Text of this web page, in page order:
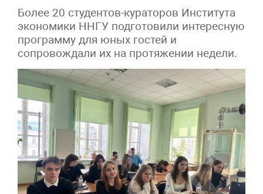
Более 20 студентов-кураторов Института
экономики ННГУ подготовили интересную
программу для юных гостей и
сопровождали их на протяжении недели.